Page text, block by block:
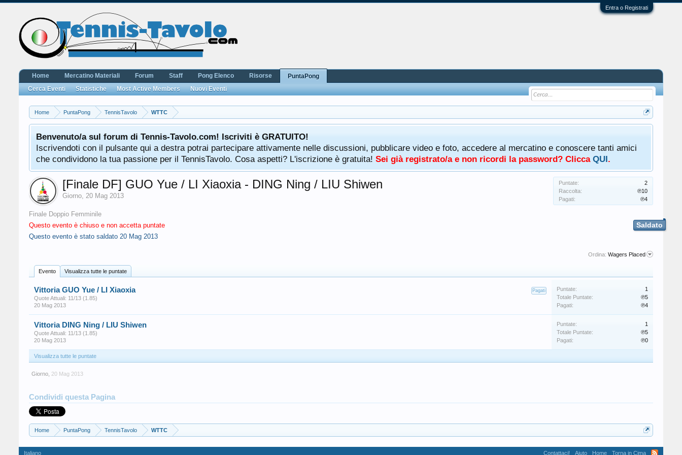
Entra o Registrati
Home PuntaPong TennisTavolo WTTC
Benvenuto/a sul forum di Tennis-Tavolo.com! Iscriviti è GRATUITO!
Iscrivendoti con il pulsante qui a destra potrai partecipare attivamente nelle discussioni, pubblicare video e foto, accedere al mercatino e conoscere tanti amici
che condividono la tua passione per il TennisTavolo. Cosa aspetti? L'iscrizione è gratuita! Sei già registrato/a e non ricordi la password? Clicca QUI.
Puntate:
2
Raccolta:
℗10
Pagati:
℗4
[Finale DF] GUO Yue / LI Xiaoxia - DING Ning / LIU Shiwen
Giorno, 20 Mag 2013
Saldato
Finale Doppio Femminile
Questo evento è chiuso e non accetta puntate
Questo evento è stato saldato 20 Mag 2013
Ordina: Wagers Placed
Evento Visualizza tutte le puntate
Pagati
Vittoria GUO Yue / LI Xiaoxia
Quote Attuali: 11/13 (1.85)
20 Mag 2013
Puntate:
1
Totale Puntate:
℗5
Pagati:
℗4
Vittoria DING Ning / LIU Shiwen
Quote Attuali: 11/13 (1.85)
20 Mag 2013
Puntate:
1
Totale Puntate:
℗5
Pagati:
℗0
Visualizza tutte le puntate
Giorno 20 Mag 2013
Condividi questa Pagina
Home PuntaPong TennisTavolo WTTC
Home Mercatino Materiali Forum Staff Pong Elenco Risorse
PuntaPong
Cerca Eventi
Statistiche Most Active Members Nuovi Eventi
Italiano Contattaci! Aiuto Home Torna in Cima